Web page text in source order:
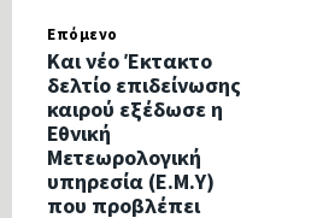
Επόμενο
Και νέο Έκτακτο
δελτίο επιδείνωσης
καιρού εξέδωσε η
Εθνική
Μετεωρολογική
υπηρεσία (Ε.Μ.Υ)
που προβλέπει